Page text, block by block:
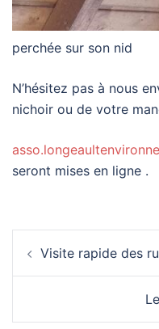
perchée sur son nid
N’hésitez pas à nous
nichoir ou de votre
seront mises en ligne .
d’article
Visite rapide des